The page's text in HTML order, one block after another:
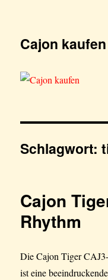
Cajon kaufen
Schlagwort:
Cajon
Rhythm
Die Cajon Tiger
ist eine